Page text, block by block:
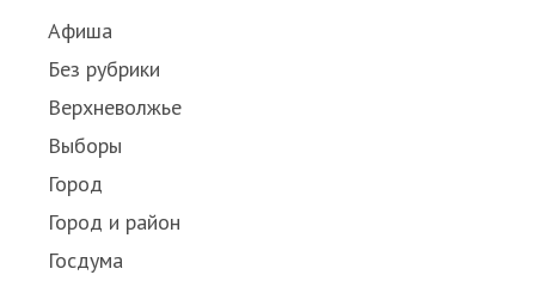
Афиша
Без рубрики
Верхневолжье
Выборы
Город
Город и район
Госдума